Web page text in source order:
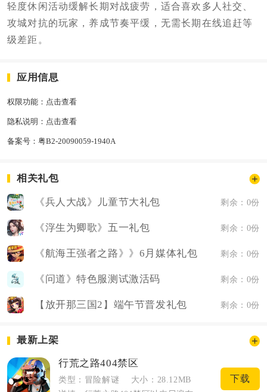
轻度休闲活动缓解长期对战疲劳，适合喜欢多人社交、
攻城对抗的玩家，养成节奏平缓，无需长期在线追赶等
级差距。
应用信息
权限功能： 点击查看
隐私说明： 点击查看
备案号： 粤B2-20090059-1940A
相关礼包
《兵人大战》儿童节大礼包 剩余：0份
《浮生为卿歌》五一礼包 剩余：0份
《航海王强者之路》》6月媒体礼包 剩余：0份
《问道》特色服测试激活码 剩余：0份
【放开那三国2】端午节普发礼包 剩余：0份
最新上架
行荒之路404禁区
类型：冒险解谜
大小：28.12MB
下载